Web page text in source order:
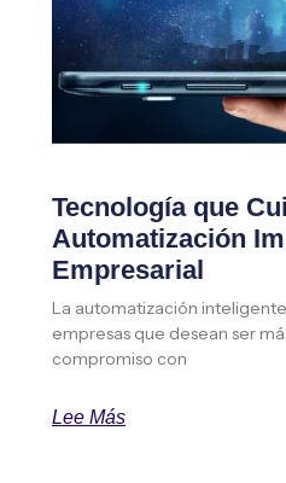
Tecnología que
Automatización
Empresarial
La automatización
empresas que desean ser
compromiso con
Lee Más